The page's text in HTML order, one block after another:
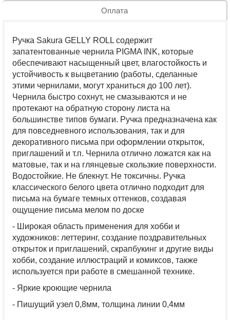
Оплата
Ручка Sakura GELLY ROLL содержит
запатентованные чернила PIGMA INK, которые
обеспечивают насыщенный цвет, влагостойкость и
устойчивость к выцветанию (работы, сделанные
этими чернилами, могут храниться до 100 лет).
Чернила быстро сохнут, не смазываются и не
протекают на обратную сторону листа на
большинстве типов бумаги. Ручка предназначена как
для повседневного использования, так и для
декоративного письма при оформлении открыток,
приглашений и т.п. Чернила отлично ложатся как на
матовые, так и на глянцевые скользкие поверхности.
Водостойкие. Не блекнут. Не токсичны. Ручка
классического белого цвета отлично подходит для
письма на бумаге темных оттенков, создавая
ощущение письма мелом по доске
- Широкая область применения для хобби и
художников: леттеринг, создание поздравительных
открыток и приглашений, скрапбукинг и другие виды
хобби, создание иллюстраций и комиксов, также
используется при работе в смешанной технике.
- Яркие кроющие чернила
- Пишущий узел 0,8мм, толщина линии 0,4мм